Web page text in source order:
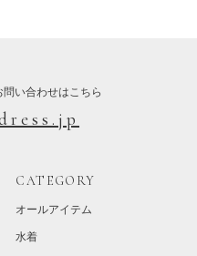
い合わせはこちら
CATEGORY
オールアイテム
水着